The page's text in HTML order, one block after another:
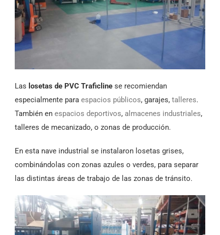
Las losetas de PVC Traficline se recomiendan
especialmente para espacios públicos, garajes, talleres.
También en espacios deportivos, almacenes industriales,
talleres de mecanizado, o zonas de producción.
En esta nave industrial se instalaron losetas grises,
combinándolas con zonas azules o verdes, para separar
las distintas áreas de trabajo de las zonas de tránsito.